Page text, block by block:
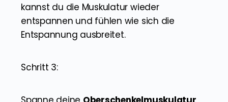
kannst du die Muskulatur wieder
entspannen und fühlen wie sich die
Entspannung ausbreitet.
Schritt 3: